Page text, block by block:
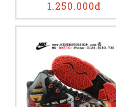
1.250.000đ